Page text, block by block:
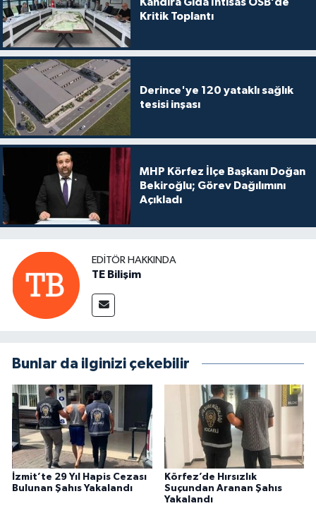
Kritik Toplantı
Derince'ye 120 yataklı sağlık
tesisi inşası
MHP Körfez İlçe Başkanı Doğan
Bekiroğlu; Görev Dağılımını
Açıkladı
EDITÖR HAKKINDA
TE Bilişim
Bunlar da ilginizi çekebilir
İzmit’te 29 Yıl Hapis Cezası
Bulunan Şahıs Yakalandı
Körfez’de Hırsızlık
Suçundan Aranan Şahıs
Yakalandı